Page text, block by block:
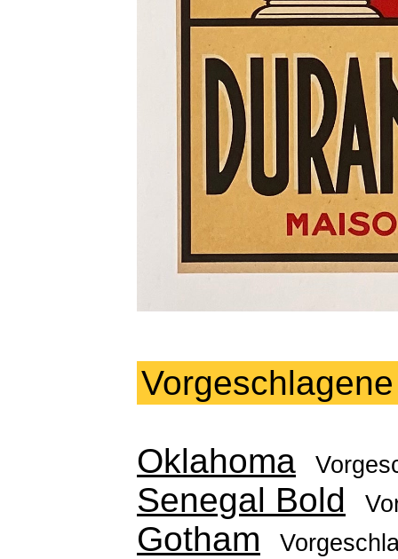
Oklahoma
Senegal Bold
Gotham